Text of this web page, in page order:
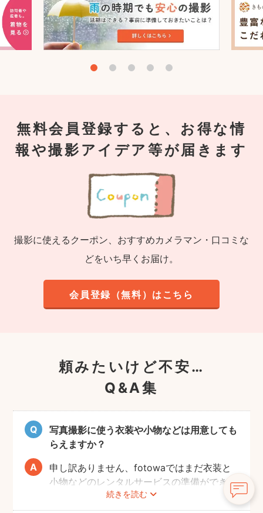
無料会員登録すると、お得な情
報や撮影アイデア等が届きます
撮影に使えるクーポン、おすすめカメラマン・口コミな
どをいち早くお届け。
会員登録（無料）はこちら
頼みたいけど不安…
Q&A集
写真撮影に使う衣装や小物などは用意しても
らえますか？
続きを読む
申し訳ありません、fotowaではまだ衣装と
小物などのレンタルサービスの準備ができて
おりませんので、お客様ご自身にご用意をお
願いしております。